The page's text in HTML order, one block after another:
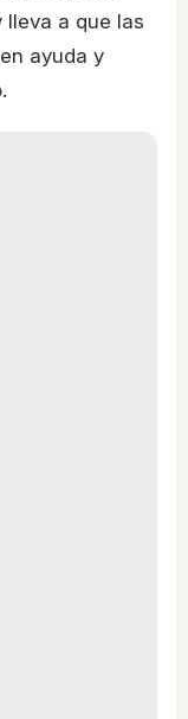
lleva a que las
ayuda y